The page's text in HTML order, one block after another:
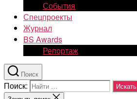
События
Спецпроекты
Журнал
BS Awards
Репортаж
Поиск
Поиск: